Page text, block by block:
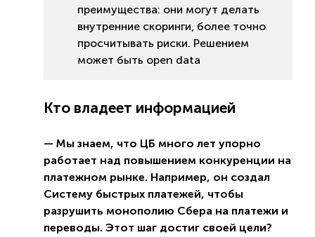
преимущества: они могут делать
внутренние скоринги, более точно
просчитывать риски. Решением
может быть open data
Кто владеет информацией
— Мы знаем, что ЦБ много лет упорно
работает над повышением конкуренции на
платежном рынке. Например, он создал
Систему быстрых платежей, чтобы
разрушить монополию Сбера на платежи и
переводы. Этот шаг достиг своей цели?